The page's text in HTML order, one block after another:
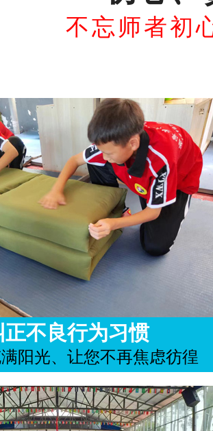
不忘师者初
正不良行为习惯
阳光、让您不再焦虑彷徨